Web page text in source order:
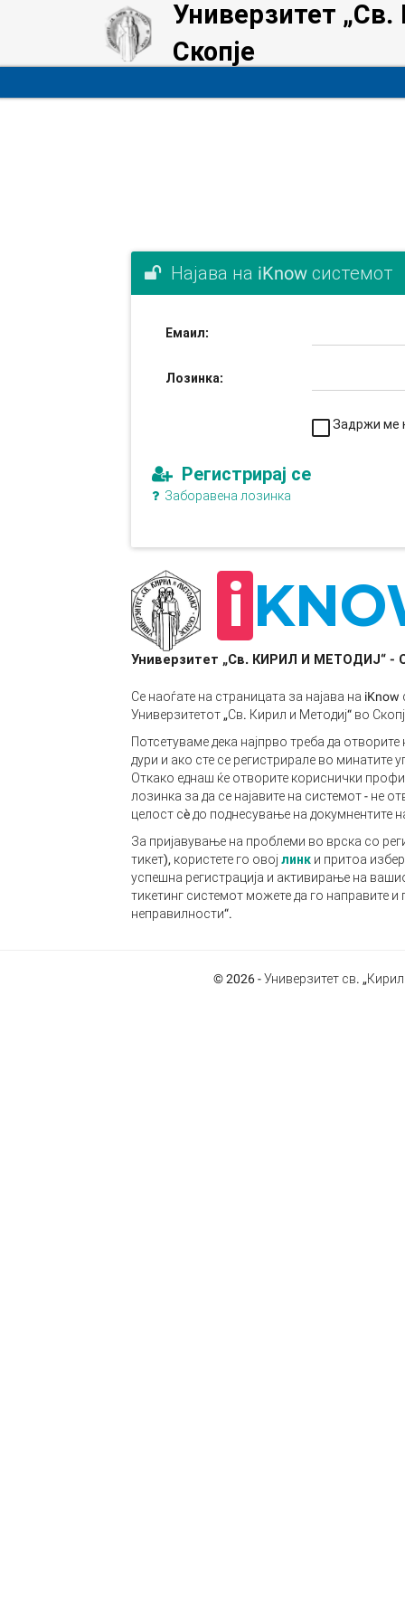
Универзитет
Скопје
Најава на iKnow системот
Емаил:
Лозинка:
Задржи ме
Регистрирај се
Заборавена лозинка
i
Универзитет „Св. КИРИЛ И МЕТОДИЈ“ -
Се наоѓате на страницата за најава на
Универзитетот „Св. Кирил и Методиј“ во
Потсетуваме дека најпрво треба да
дури и ако сте се регистрирале во
Откако еднаш ќе отворите кориснички
лозинка за да се најавите на системот - не
целост сè до поднесување на докумнентите
За пријавување на проблеми во врска со
тикет), користете го овој линк и притоа
успешна регистрација и активирање на
тикетинг системот можете да го направите
неправилности“.
© 2026 - Универзитет св.